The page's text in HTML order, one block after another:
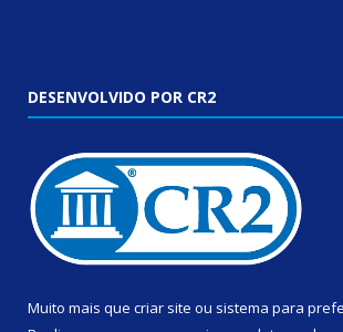
DESENVOLVIDO POR CR2
Muito mais que criar site ou sistema para